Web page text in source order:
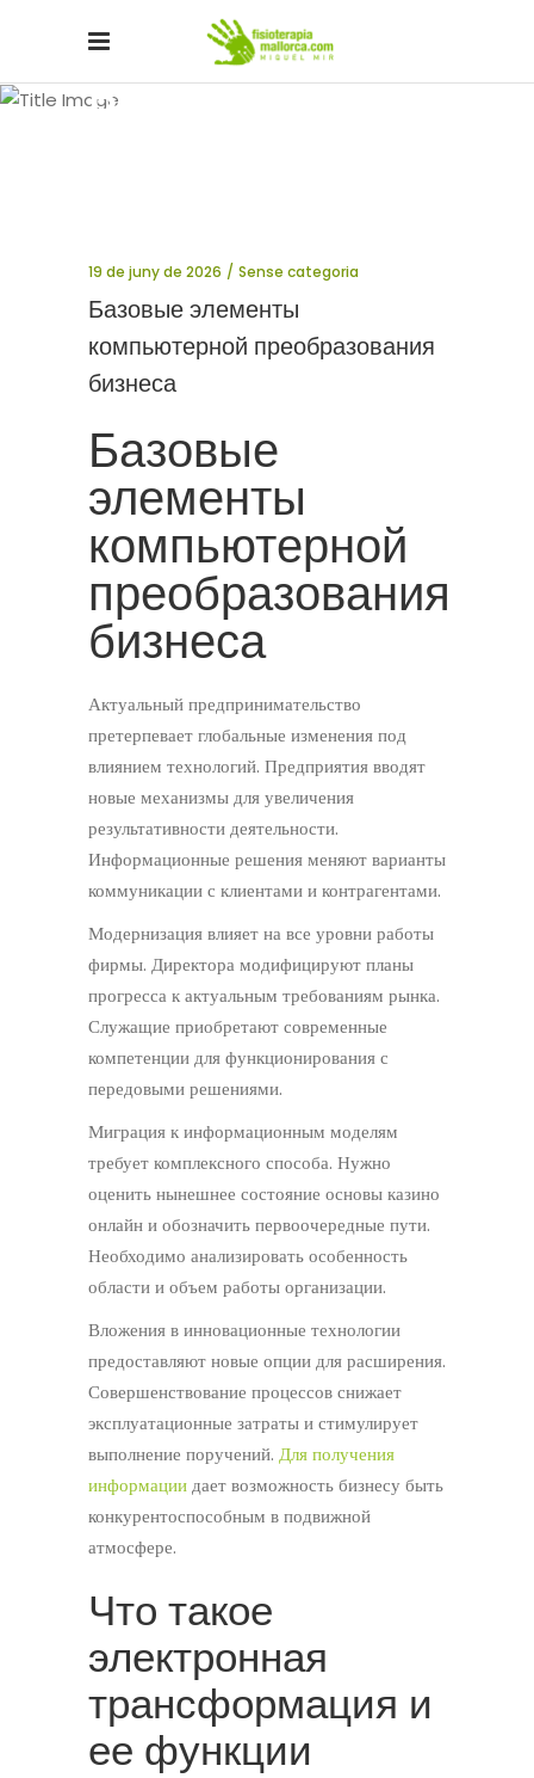
Blog
19 de juny de 2026 Sense categoria
Базовые элементы
компьютерной преобразования
бизнеса
Базовые
элементы
компьютерной
преобразования
бизнеса
Актуальный предпринимательство
претерпевает глобальные изменения под
влиянием технологий. Предприятия вводят
новые механизмы для увеличения
результативности деятельности.
Информационные решения меняют варианты
коммуникации с клиентами и контрагентами.
Модернизация влияет на все уровни работы
фирмы. Директора модифицируют планы
прогресса к актуальным требованиям рынка.
Служащие приобретают современные
компетенции для функционирования с
передовыми решениями.
Миграция к информационным моделям
требует комплексного способа. Нужно
оценить нынешнее состояние основы казино
онлайн и обозначить первоочередные пути.
Необходимо анализировать особенность
области и объем работы организации.
Вложения в инновационные технологии
предоставляют новые опции для расширения.
Совершенствование процессов снижает
эксплуатационные затраты и стимулирует
выполнение поручений. Для получения
информациидает возможность бизнесу быть
конкурентоспособным в подвижной
атмосфере.
Что такое
электронная
трансформация и
ее функции